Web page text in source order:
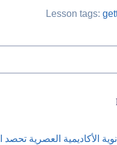
Lesson tags:
الأكاديمية العصرية